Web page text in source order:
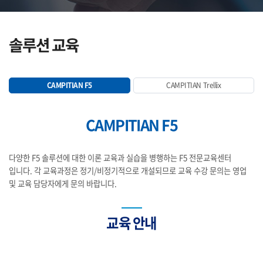
솔루션 교육
CAMPITIAN F5 CAMPITIAN Trellix
CAMPITIAN F5
다양한 F5 솔루션에 대한 이론 교육과 실습을 병행하는 F5 전문교육센터
입니다. 각 교육과정은 정기/비정기적으로 개설되므로 교육 수강 문의는 영업
및 교육 담당자에게 문의 바랍니다.
교육 안내